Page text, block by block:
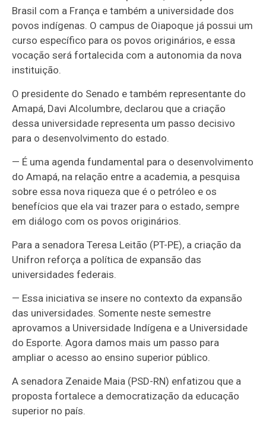
Brasil com a França e também a universidade dos
povos indígenas. O campus de Oiapoque já possui um
curso específico para os povos originários, e essa
vocação será fortalecida com a autonomia da nova
instituição.
O presidente do Senado e também representante do
Amapá, Davi Alcolumbre, declarou que a criação
dessa universidade representa um passo decisivo
para o desenvolvimento do estado.
— É uma agenda fundamental para o desenvolvimento
do Amapá, na relação entre a academia, a pesquisa
sobre essa nova riqueza que é o petróleo e os
benefícios que ela vai trazer para o estado, sempre
em diálogo com os povos originários.
Para a senadora Teresa Leitão (PT-PE), a criação da
Unifron reforça a política de expansão das
universidades federais.
— Essa iniciativa se insere no contexto da expansão
das universidades. Somente neste semestre
aprovamos a Universidade Indígena e a Universidade
do Esporte. Agora damos mais um passo para
ampliar o acesso ao ensino superior público.
A senadora Zenaide Maia (PSD-RN) enfatizou que a
proposta fortalece a democratização da educação
superior no país.